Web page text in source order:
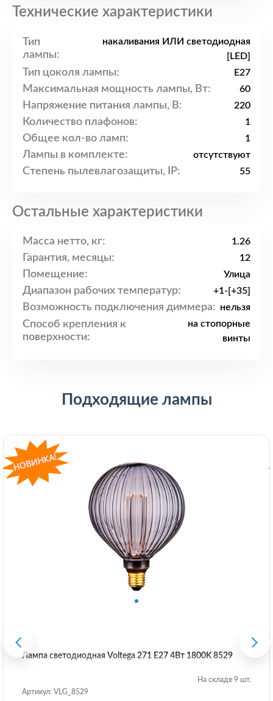
Технические характеристики
Тип
лампы:
накаливания ИЛИ светодиодная
[LED]
Тип цоколя лампы: E27
Максимальная мощность лампы, Вт: 60
Напряжение питания лампы, В: 220
Количество плафонов: 1
Общее кол-во ламп: 1
Лампы в комплекте: отсутствуют
Степень пылевлагозащиты, IP: 55
Остальные характеристики
Масса нетто, кг: 1.26
Гарантия, месяцы: 12
Помещение: Улица
Диапазон рабочих температур: +1-[+35]
Возможность подключения диммера: нельзя
Способ крепления к
поверхности:
на стопорные
винты
Подходящие лампы
Лампа светодиодная Voltega 271 E27 4Вт 1800K 8529
На складе 9 шт.
Артикул: VLG_8529